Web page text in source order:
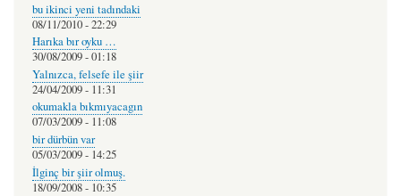
bu ikinci yeni tadındaki
08/11/2010 - 22:29
Harıka bır oyku …
30/08/2009 - 01:18
Yalnızca, felsefe ile şiir
24/04/2009 - 11:31
okumakla bıkmıyacagın
07/03/2009 - 11:08
bir dürbün var
05/03/2009 - 14:25
İlginç bir şiir olmuş.
18/09/2008 - 10:35